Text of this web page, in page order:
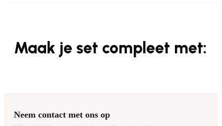
Maak je set compleet met:
Neem contact met ons op